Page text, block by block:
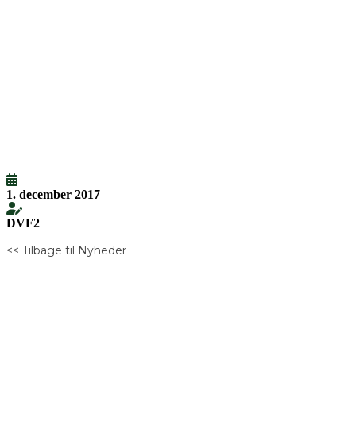
1. december 2017
DVF2
<< Tilbage til Nyheder